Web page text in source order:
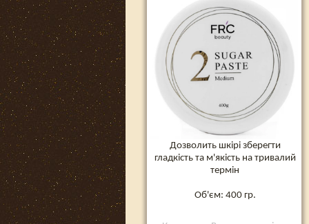
Дозволить шкірі зберегти
гладкість та м'якість на тривалий
термін
Об'єм: 400 гр.